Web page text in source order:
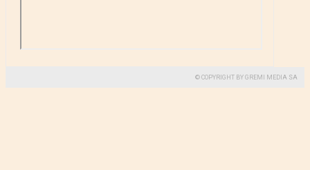
© COPYRIGHT BY GREMI MEDIA SA